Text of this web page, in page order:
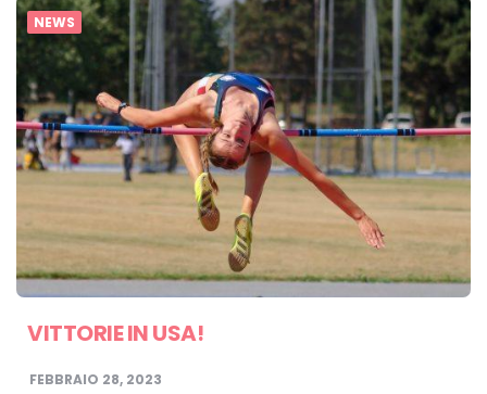
NEWS
VITTORIE IN USA!
FEBBRAIO 28, 2023